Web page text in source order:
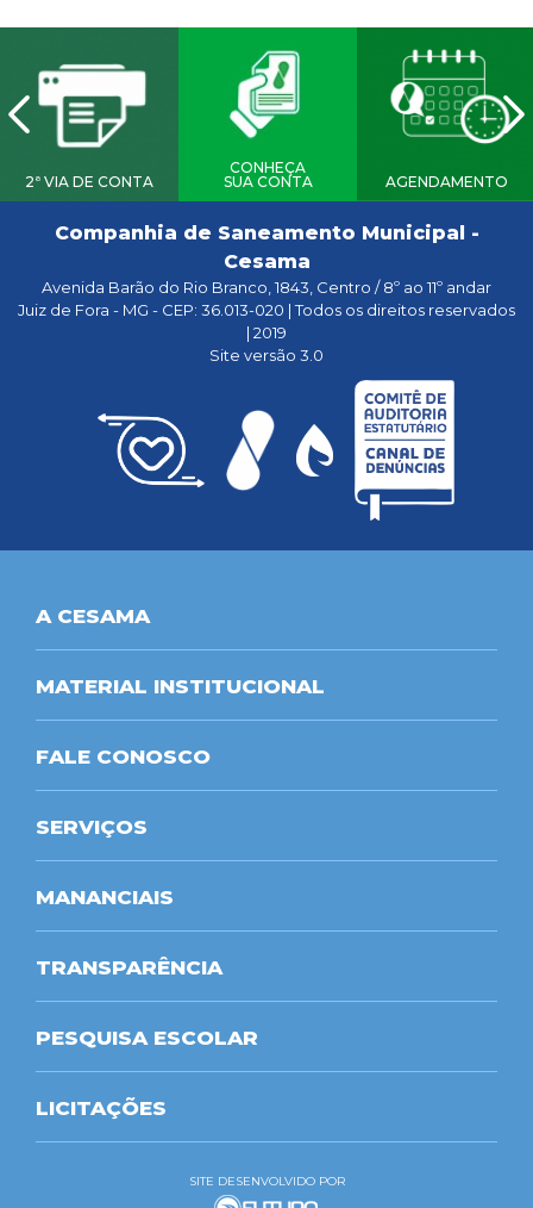
2ª VIA DE CONTA
CONHEÇA
SUA CONTA
AGENDAMENTO
Companhia de Saneamento Municipal -
Cesama
Avenida Barão do Rio Branco, 1843, Centro / 8º ao 11º andar
Juiz de Fora - MG - CEP: 36.013-020 | Todos os direitos reservados
| 2019
Site versão 3.0
A CESAMA
MATERIAL INSTITUCIONAL
FALE CONOSCO
SERVIÇOS
MANANCIAIS
TRANSPARÊNCIA
PESQUISA ESCOLAR
LICITAÇÕES
SITE DESENVOLVIDO POR